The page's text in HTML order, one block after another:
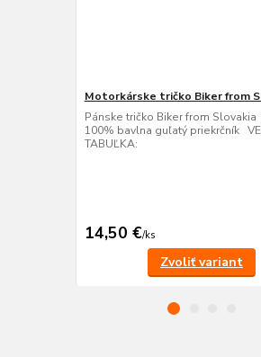
Motorkárske tričko Biker from
Pánske tričko Biker from
100% bavlna guľatý priekrčník
TABUĽKA:
14,50 €/ks
Zvoliť variant